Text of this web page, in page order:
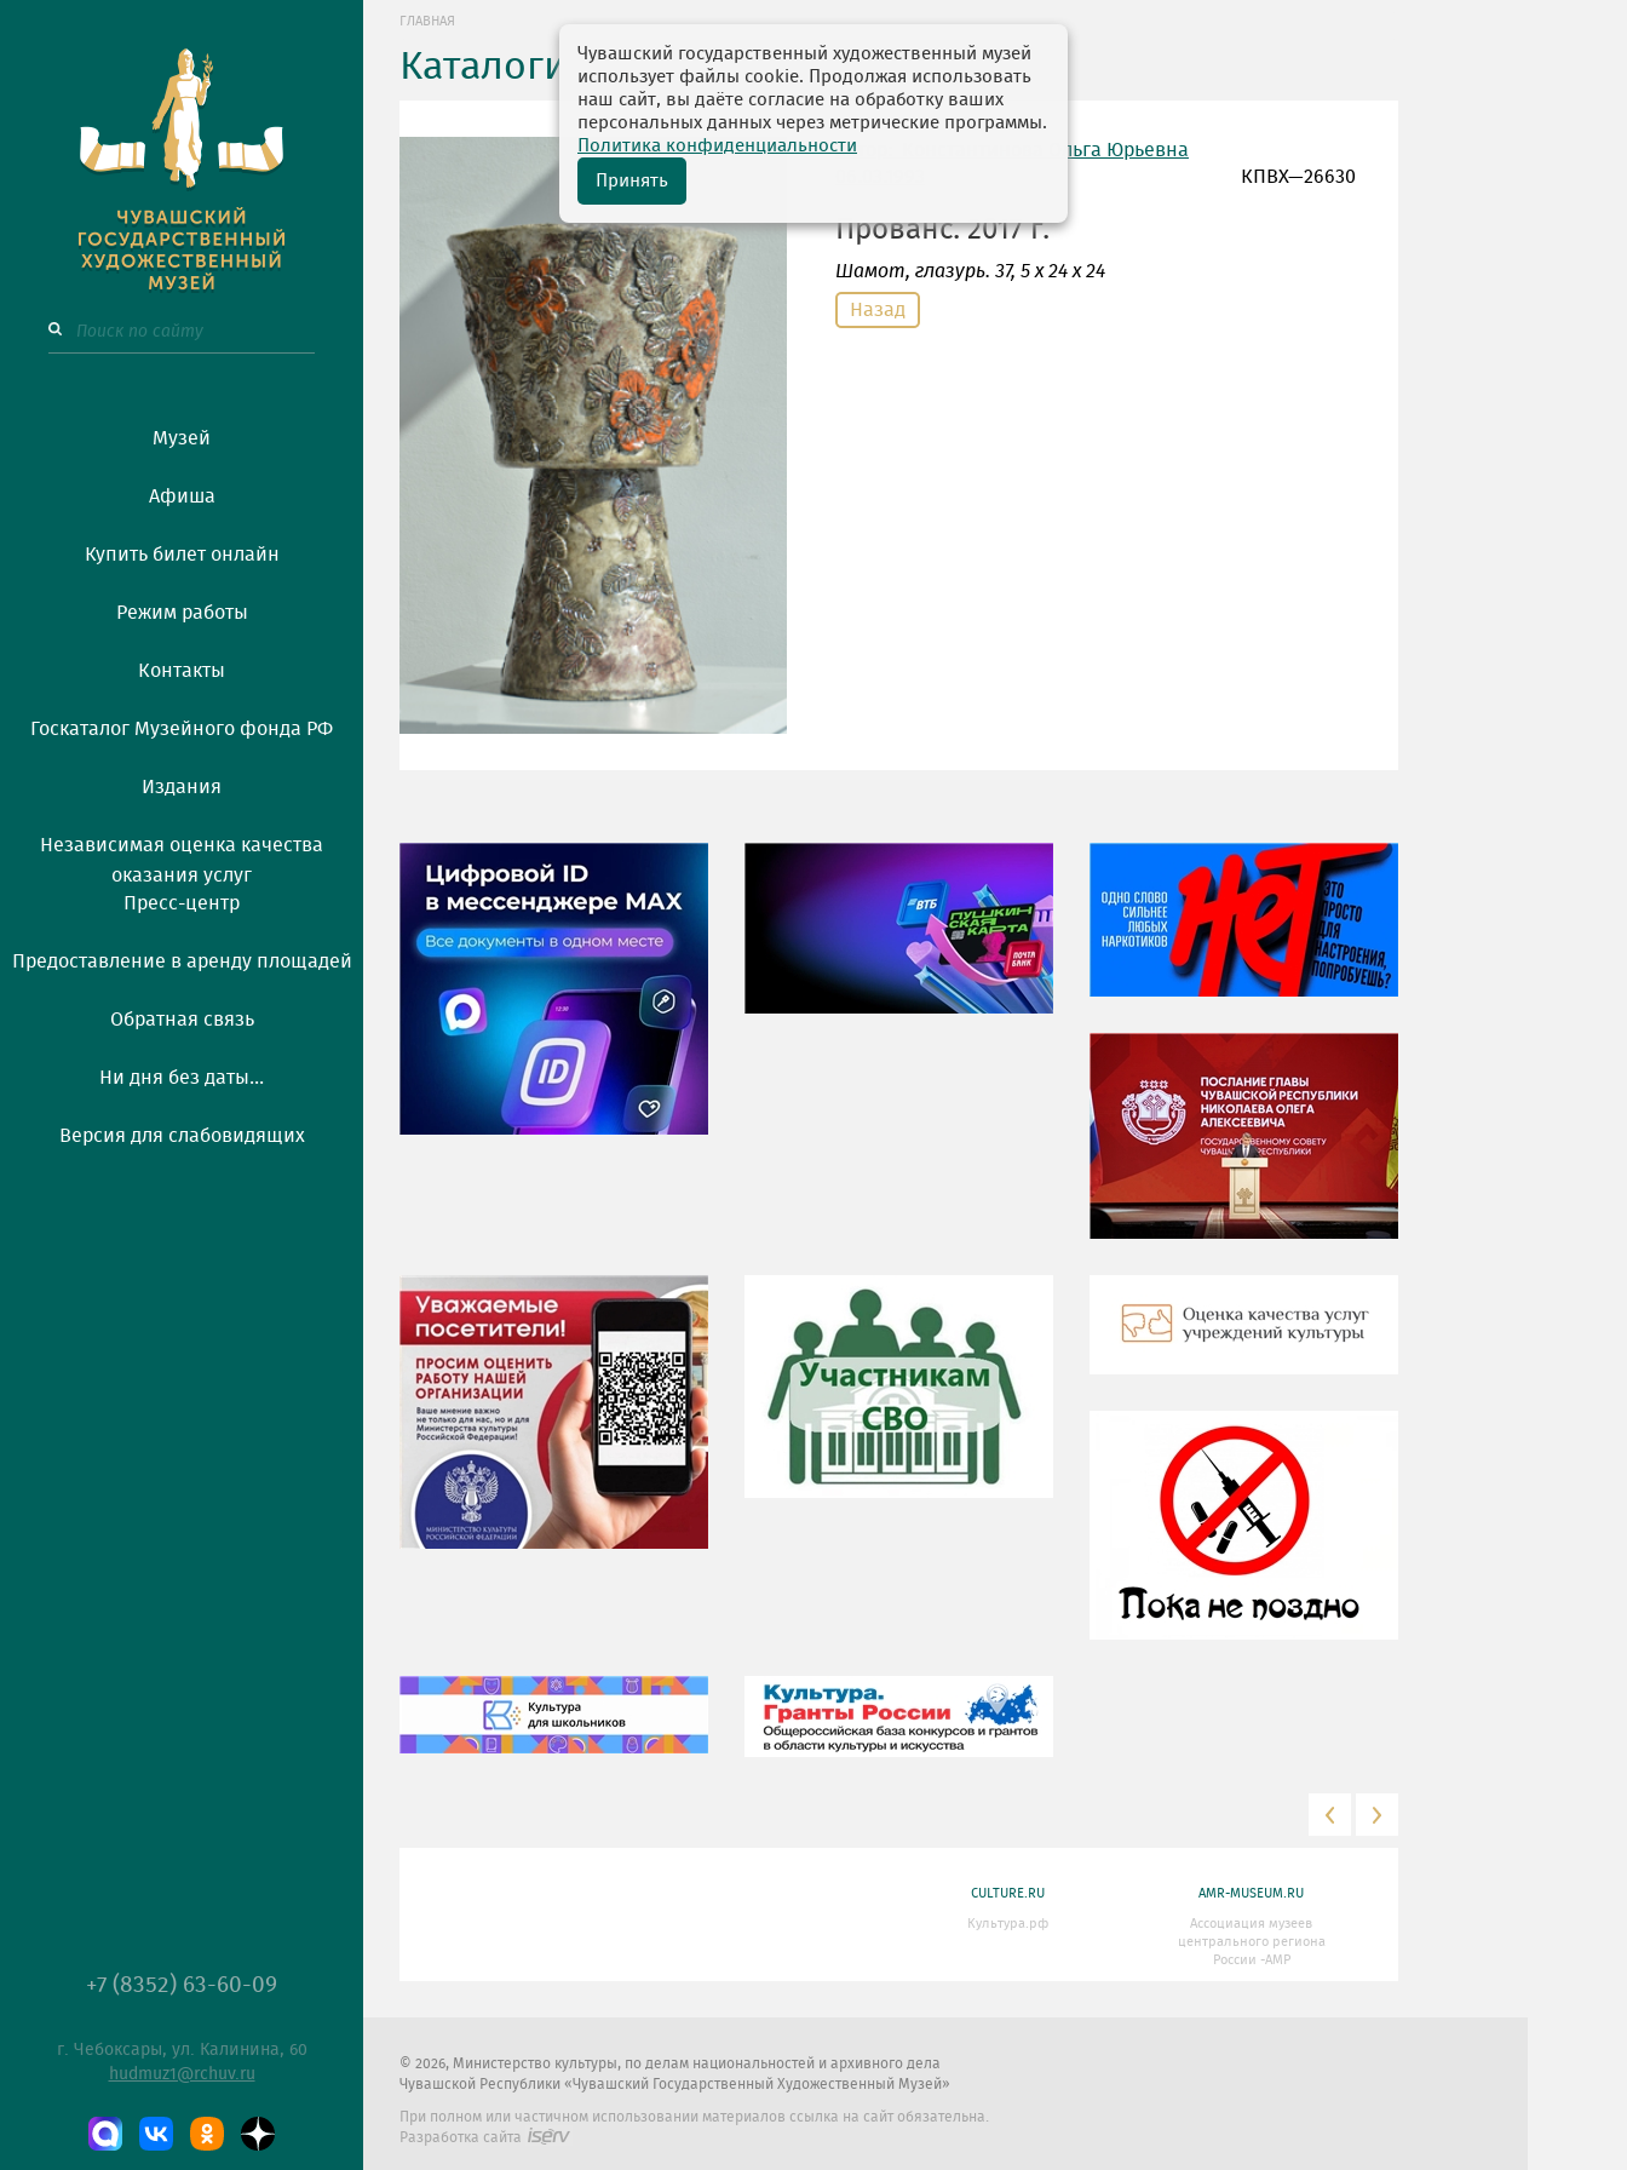
Музей
Афиша
Купить билет онлайн
Режим работы
Контакты
Госкаталог Музейного фонда РФ
Издания
Независимая оценка качества
оказания услуг
Пресс-центр
Предоставление в аренду площадей
Обратная связь
Ни дня без даты...
Версия для слабовидящих
+7 (8352) 63-60-09
г. Чебоксары, ул. Калинина, 60
hudmuz1@rchuv.ru
ГЛАВНАЯ
Каталоги выставок
автор: Константинова Ольга Юрьевна
КПВХ—26630
Прованс. 2017 г.
Шамот, глазурь. 37, 5 х 24 х 24
Назад
CULTURE.RU
Культура.рф
AMR-MUSEUM.RU
Ассоциация музеев
центрального региона
России -АМР
2026, Министерство культуры, по делам национальностей и архивного дела
Чувашской Республики «Чувашский Государственный Художественный Музей»
При полном или частичном использовании материалов ссылка на сайт обязательна.
Разработка сайта
Чувашский государственный художественный музей
использует файлы cookie. Продолжая использовать
наш сайт, вы даёте согласие на обработку ваших
персональных данных через метрические программы.
Политика конфиденциальности
Принять